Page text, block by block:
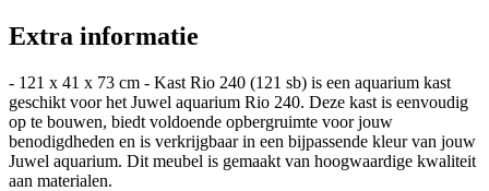
Extra informatie
- 121 x 41 x 73 cm - Kast Rio 240 (121 sb) is een aquarium kast
geschikt voor het Juwel aquarium Rio 240. Deze kast is eenvoudig
op te bouwen, biedt voldoende opbergruimte voor jouw
benodigdheden en is verkrijgbaar in een bijpassende kleur van jouw
Juwel aquarium. Dit meubel is gemaakt van hoogwaardige kwaliteit
aan materialen.